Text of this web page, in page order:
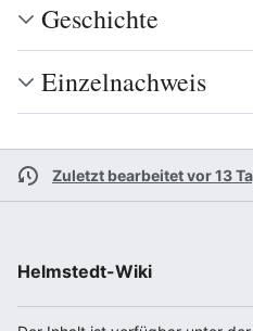
Geschichte
Einzelnachweis
Zuletzt bearbeitet vor 13
Helmstedt-Wiki